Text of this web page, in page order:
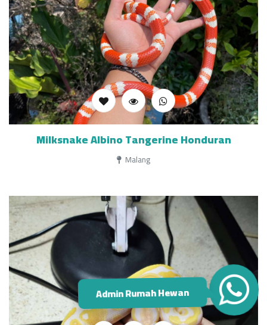
Milksnake Albino Tangerine Honduran
Malang
Admin Rumah Hewan